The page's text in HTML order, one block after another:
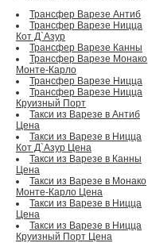
Трансфер Варезе Антиб
Трансфер Варезе Ницца
Кот Д`Азур
Трансфер Варезе Канны
Трансфер Варезе Монако
Монте-Карло
Трансфер Варезе Ницца
Трансфер Варезе Ницца
Круизный Порт
Такси из Варезе в Антиб
Цена
Такси из Варезе в Ницца
Кот Д`Азур Цена
Такси из Варезе в Канны
Цена
Такси из Варезе в Монако
Монте-Карло Цена
Такси из Варезе в Ницца
Цена
Такси из Варезе в Ницца
Круизный Порт Цена